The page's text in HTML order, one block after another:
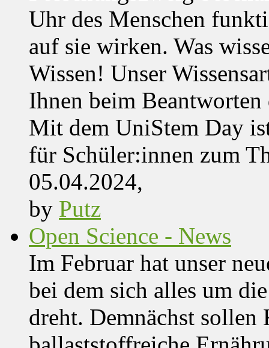
Uhr des Menschen
auf sie wirken. Was
Wissen! Unser
Ihnen beim
Mit dem UniStem Day
für Schüler:innen zum
05.04.2024,
by Putz
Open Science - News
Im Februar hat unser
bei dem sich alles um
dreht. Demnächst sollen